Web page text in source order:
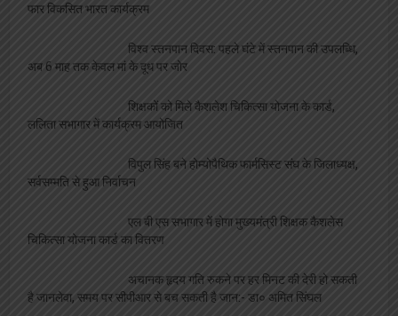
फार विकसित भारत कार्यक्रम
विश्व स्तनपान दिवस: पहले घंटे में स्तनपान की उपलब्धि,
अब 6 माह तक केवल मां के दूध पर जोर
शिक्षकों को मिले कैशलेश चिकित्सा योजना के कार्ड,
ललिता सभागार में कार्यक्रम आयोजित
विपुल सिंह बने होम्योपैथिक फार्मसिस्ट संघ के जिलाध्यक्ष,
सर्वसम्मति से हुआ निर्वाचन
एल बी एस सभागार में होगा मुख्यमंत्री शिक्षक कैशलेस
चिकित्सा योजना कार्ड का वितरण
अचानक हृदय गति रुकने पर हर मिनट की देरी हो सकती
है जानलेवा, समय पर सीपीआर से बच सकती है जान:- डा० अमित सिंघल